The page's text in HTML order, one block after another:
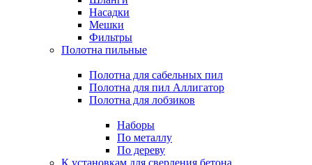
Насадки
Мешки
Фильтры
Полотна пильные
Полотна для сабельных пил
Полотна для пил Аллигатор
Полотна для лобзиков
Наборы
По металлу
По дереву
К установкам для сверления бетона